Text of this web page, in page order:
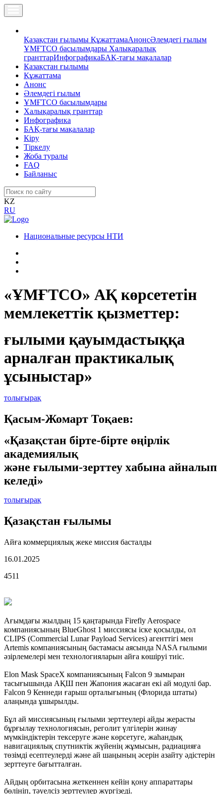
Қазақстан ғылымы ҚұжаттамаАнонсӘлемдегі ғылым
ҰМҒТСО басылымдары Халықаралық
гранттарИнфографикаБАҚ-тағы мақалалар
Қазақстан ғылымы
Құжаттама
Анонс
Әлемдегі ғылым
ҰМҒТСО басылымдары
Халықаралық гранттар
Инфографика
БАҚ-тағы мақалалар
Кіру
Тіркелу
Жоба туралы
FAQ
Байланыс
KZ
RU
Национальные ресурсы НТИ
«ҰМҒТСО» АҚ көрсететін
мемлекеттік қызметтер:
ғылыми қауымдастыққа
арналған практикалық
ұсыныстар»
толығырақ
Қасым-Жомарт Тоқаев:
«Қазақстан бірте-бірте өңірлік
академиялық
және ғылыми-зерттеу хабына айналып
келеді»
толығырақ
Қазақстан ғылымы
Айға коммерциялық жеке миссия басталды
16.01.2025
4511
Ағымдағы жылдың 15 қаңтарында Firefly Aerospace
компаниясының BlueGhost 1 миссиясы іске қосылды, ол
CLIPS (Commercial Lunar Payload Services) агенттігі мен
Artemis компаниясының бастамасы аясында NASA ғылыми
әзірлемелері мен технологияларын айға көшіруі тиіс.
Elon Mask SpaceX компаниясының Falcon 9 зымыран
тасығышында АҚШ пен Жапония жасаған екі ай модулі бар.
Falcon 9 Кеннеди ғарыш орталығының (Флорида штаты)
алаңында ұшырылды.
Бұл ай миссиясының ғылыми зерттеулері айды жерасты
бұрғылау технологиясын, реголит үлгілерін жинау
мүмкіндіктерін тексеруге және көрсетуге, жаһандық
навигациялық спутниктік жүйенің жұмысын, радиацияға
төзімді есептеулерді және ай шаңының әсерін азайту әдістерін
зерттеуге бағытталған.
Айдың орбитасына жеткеннен кейін қону аппараттары
бөлініп, тәуелсіз зерттеулер жүргізеді.